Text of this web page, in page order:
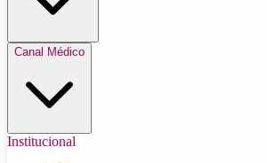
Canal Médico
Institucional